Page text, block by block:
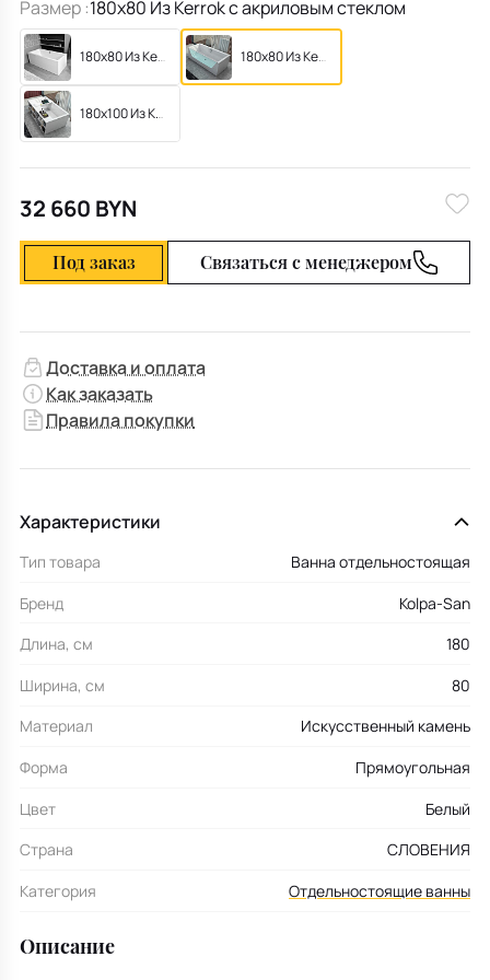
Размер :180х80 Из Kerrok с акриловым стеклом
180х80 Из Kerrok 180х80 Из Kerrok с акриловым стеклом
180х100 Из Kerrok с полками
32 660 BYN
Под заказ Связаться с менеджером
Доставка и оплата
Как заказать
Правила покупки
Характеристики
Тип товара
Ванна отдельностоящая
Бренд
Kolpa-San
Длина, см
180
Ширина, см
80
Материал
Искусственный камень
Форма
Прямоугольная
Цвет
Белый
Страна
СЛОВЕНИЯ
Категория
Отдельностоящие ванны
Описание